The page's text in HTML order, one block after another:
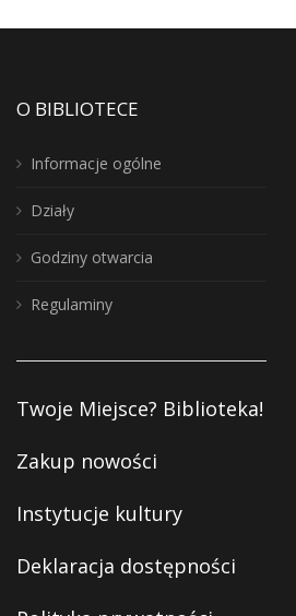
O BIBLIOTECE
Informacje ogólne
Działy
Godziny otwarcia
Regulaminy
Twoje Miejsce? Biblioteka!
Zakup nowości
Instytucje kultury
Deklaracja dostępności